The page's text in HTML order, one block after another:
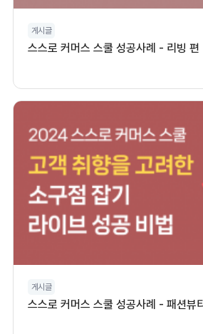
게시글
스스로 커머스 스쿨 성공사례 - 리빙 편
게시글
스스로 커머스 스쿨 성공사례 - 패션뷰